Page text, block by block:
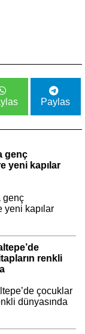
Paylas
genç
yeni kapılar
genç
yeni kapılar
renkli
çocuklar
dünyasında